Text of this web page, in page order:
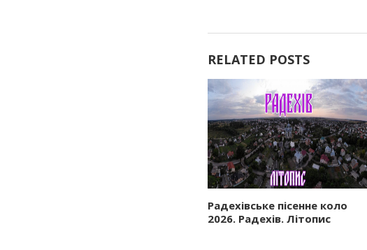
RELATED POSTS
Радехівське пісенне коло
2026. Радехів. Літопис